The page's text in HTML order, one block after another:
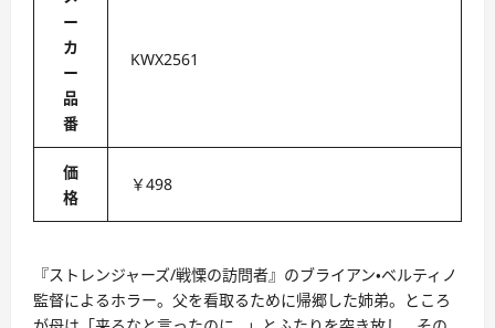
ー
カ
ー
品
番
KWX2561
価
格
￥498
『ストレンジャーズ/戦慄の訪問者』のブライアン・ベルティノ
監督によるホラー。父を看取るために帰郷した姉弟。ところ